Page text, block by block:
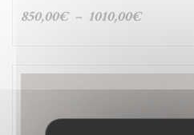
850,00€ – 1010,00€Plage
850,00€
à
1010,00€